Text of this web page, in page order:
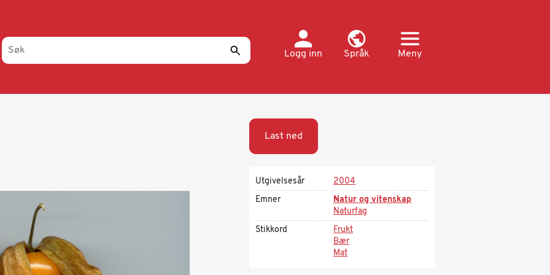
Logg inn
Språk Meny
Last ned
Utgivelsesår
2004
Emner
Natur og vitenskap
Naturfag
Stikkord
Frukt
Bær
Mat